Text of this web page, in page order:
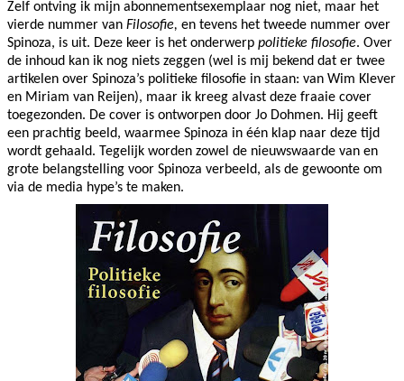
Zelf ontving ik mijn abonnementsexemplaar nog niet, maar het
vierde nummer van Filosofie, en tevens het tweede nummer over
Spinoza, is uit. Deze keer is het onderwerp politieke filosofie. Over
de inhoud kan ik nog niets zeggen (wel is mij bekend dat er twee
artikelen over Spinoza’s politieke filosofie in staan: van Wim Klever
en Miriam van Reijen), maar ik kreeg alvast deze fraaie cover
toegezonden. De cover is ontworpen door Jo Dohmen. Hij geeft
een prachtig beeld, waarmee Spinoza in één klap naar deze tijd
wordt gehaald. Tegelijk worden zowel de nieuwswaarde van en
grote belangstelling voor Spinoza verbeeld, als de gewoonte om
via de media hype’s te maken.